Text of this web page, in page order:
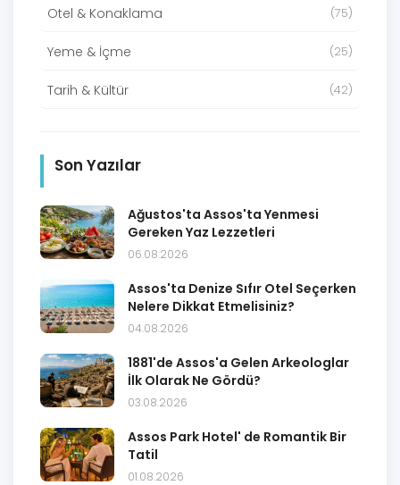
Otel & Konaklama (75)
Yeme & İçme (25)
Tarih & Kültür (42)
Son Yazılar
Ağustos'ta Assos'ta Yenmesi
Gereken Yaz Lezzetleri
06.08.2026
Assos'ta Denize Sıfır Otel Seçerken
Nelere Dikkat Etmelisiniz?
04.08.2026
1881'de Assos'a Gelen Arkeologlar
İlk Olarak Ne Gördü?
03.08.2026
Assos Park Hotel' de Romantik Bir
Tatil
01.08.2026